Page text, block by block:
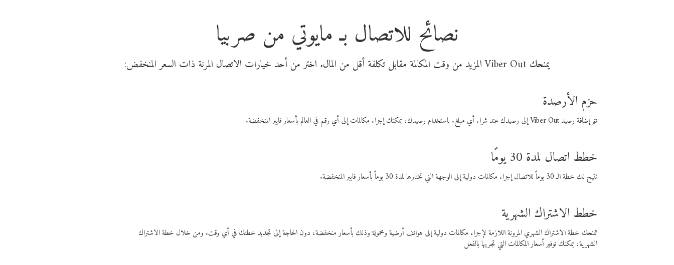
نصائح للاتصال بـ مايوتي من صربيا
يمنحك Viber Out المزيد من وقت المكالمة مقابل تكلفة أقل من المال. اختر من أحد خيارات الاتصال المرنة ذات السعر المنخفض:
حزم الأرصدة
تتم إضافة رصيد Viber Out إلى رصيدك عند شراء أي مبلغ. باستخدام رصيدك، يمكنك إجراء مكالمات إلى أي رقم في العالم بأسعار فايبر المنخفضة.
خطط اتصال لمدة 30 يومًا
تتيح لك خطة الـ 30 يوماً للاتصال إجراء مكالمات دولية إلى الوجهة التي تختارها لمدة 30 يوماً بأسعار فايبر المنخفضة.
خطط الاشتراك الشهرية
تمنحك خطة الاشتراك الشهري المرونة اللازمة لإجراء مكالمات دولية إلى هواتف أرضية ومحمولة وذلك بأسعار منخفضة، دون الحاجة إلى تجديد خطتك في أي وقت. ومن خلال خطة الاشتراك
الشهرية، يمكنك توفير أسعار المكالمات التي تجريها بالفعل